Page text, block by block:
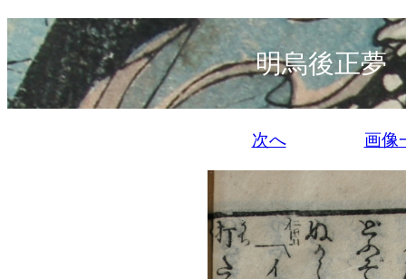
明烏後正
次へ 画像